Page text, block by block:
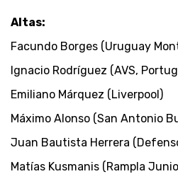
Altas:
Facundo Borges (Uruguay
Ignacio Rodríguez (AVS,
Emiliano Márquez (Liverpool)
Máximo Alonso (San Antonio
Juan Bautista Herrera
Matías Kusmanis (Rampla